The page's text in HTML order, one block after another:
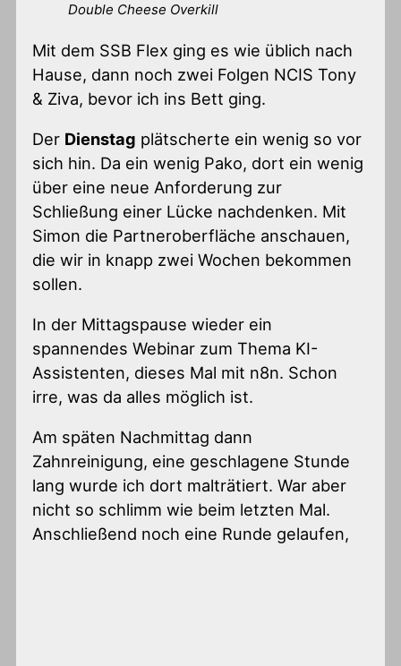
Double Cheese Overkill
Mit dem SSB Flex ging es wie üblich nach
Hause, dann noch zwei Folgen NCIS Tony
& Ziva, bevor ich ins Bett ging.
Der Dienstag plätscherte ein wenig so vor
sich hin. Da ein wenig Pako, dort ein wenig
über eine neue Anforderung zur
Schließung einer Lücke nachdenken. Mit
Simon die Partneroberfläche anschauen,
die wir in knapp zwei Wochen bekommen
sollen.
In der Mittagspause wieder ein
spannendes Webinar zum Thema KI-
Assistenten, dieses Mal mit n8n. Schon
irre, was da alles möglich ist.
Am späten Nachmittag dann
Zahnreinigung, eine geschlagene Stunde
lang wurde ich dort malträtiert. War aber
nicht so schlimm wie beim letzten Mal.
Anschließend noch eine Runde gelaufen,